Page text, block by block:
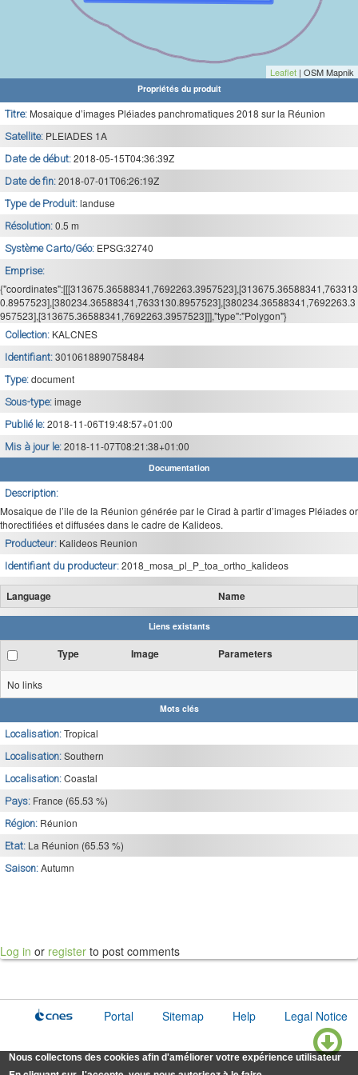
Leaflet | OSM Mapnik
Propriétés du produit
Titre: Mosaique d’images Pléiades panchromatiques 2018 sur la Réunion
Satellite: PLEIADES 1A
Date de début: 2018-05-15T04:36:39Z
Date de fin: 2018-07-01T06:26:19Z
Type de Produit: landuse
Résolution: 0.5 m
Système Carto/Géo: EPSG:32740
Emprise:
{"coordinates":[[[313675.36588341,7692263.3957523],[313675.36588341,763313
0.8957523],[380234.36588341,7633130.8957523],[380234.36588341,7692263.3
957523],[313675.36588341,7692263.3957523]]],"type":"Polygon"}
Collection: KALCNES
Identifiant: 3010618890758484
Type: document
Sous-type: image
Publié le: 2018-11-06T19:48:57+01:00
Mis à jour le: 2018-11-07T08:21:38+01:00
Documentation
Description:
Mosaique de l’ile de la Réunion générée par le Cirad à partir d’images Pléiades or
thorectifiées et diffusées dans le cadre de Kalideos.
Producteur: Kalideos Reunion
Identifiant du producteur: 2018_mosa_pl_P_toa_ortho_kalideos
Language Name
Liens existants
Type Image Parameters
No links
Mots clés
Localisation: Tropical
Localisation: Southern
Localisation: Coastal
Pays: France (65.53 %)
Région: Réunion
Etat: La Réunion (65.53 %)
Saison: Autumn
Log in or register to post comments
Portal Sitemap Help Legal Notice
Nous collectons des cookies afin d'améliorer votre expérience utilisateur